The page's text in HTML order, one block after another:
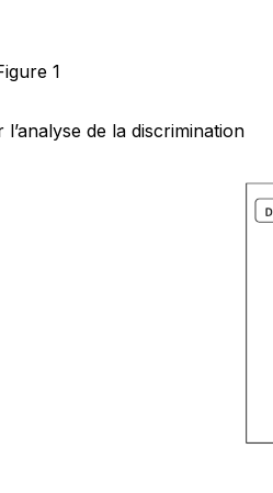
1
de la discrimination